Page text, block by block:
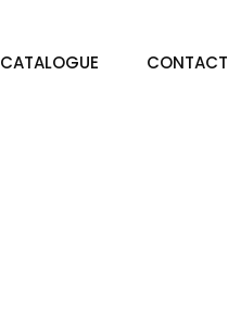
CATALOGUE CONTACT